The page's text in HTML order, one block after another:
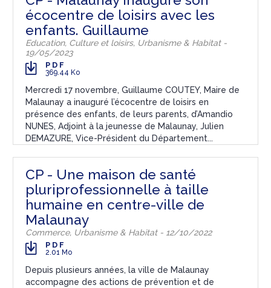
écocentre de loisirs avec les
enfants. Guillaume
Education, Culture et loisirs, Urbanisme & Habitat -
19/05/2023
PDF
369.44 Ko
Mercredi 17 novembre, Guillaume COUTEY, Maire de
Malaunay a inauguré l’écocentre de loisirs en
présence des enfants, de leurs parents, d’Amandio
NUNES, Adjoint à la jeunesse de Malaunay, Julien
DEMAZURE, Vice-Président du Département...
CP - Une maison de santé
pluriprofessionnelle à taille
humaine en centre-ville de
Malaunay
Commerce, Urbanisme & Habitat - 12/10/2022
PDF
2.01 Mo
Depuis plusieurs années, la ville de Malaunay
accompagne des actions de prévention et de